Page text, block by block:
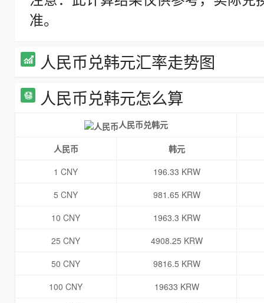
准。
人民币兑韩元汇率走势图
人民币兑韩元怎么算
人民币兑韩元
人民币
韩元
1 CNY
196.33 KRW
5 CNY
981.65 KRW
10 CNY
1963.3 KRW
25 CNY
4908.25 KRW
50 CNY
9816.5 KRW
100 CNY
19633 KRW